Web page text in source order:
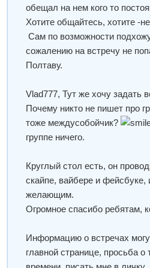
обещал на нем кого то
Хотите общайтесь, хотите -
Сам по возможности
сожалению на встречу не
Полтаву.
Vlad777, Тут же хочу задать
Почему никто не пишет про
тоже междусобойчик?
группе ничего.
Круглый стол есть, он
скайпе, вайбере и фейсбуке,
желающим.
Огромное спасибо ребятам,
Информацию о встречах
главной странице, просьба о